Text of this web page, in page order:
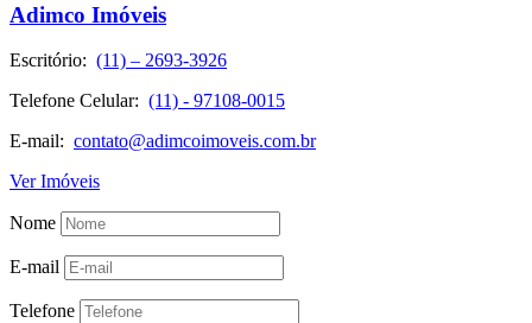
Adimco Imóveis
Escritório: (11) – 2693-3926
Telefone Celular: (11) - 97108-0015
E-mail: contato@adimcoimoveis.com.br
Ver Imóveis
Nome
E-mail
Telefone